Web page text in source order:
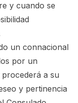
y cuando se
un connacional
por un
a su
y pertinencia